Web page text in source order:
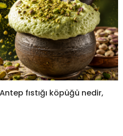
fıstığı köpüğü nedir,